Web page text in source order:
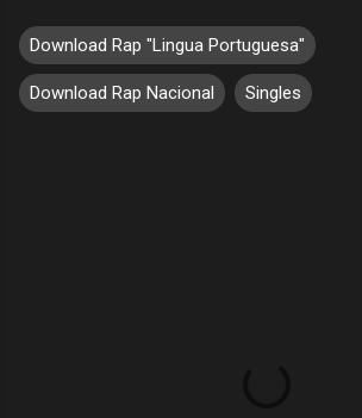
Download Rap "Lingua Portuguesa"
Download Rap Nacional Singles